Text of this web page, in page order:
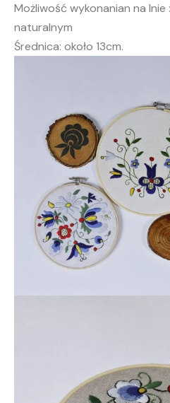
Możliwość wykonanian na lnie
naturalnym
Średnica: około 13cm.